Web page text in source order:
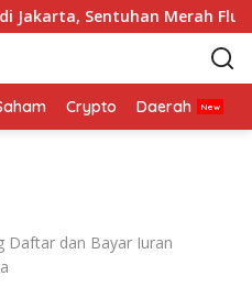
Sentuhan Merah Fluoresen
Crypto Daerah
Daftar dan Bayar Iuran